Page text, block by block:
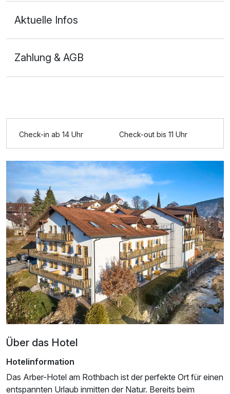
Für 4 Tage p.P. ab256,00 €
Doppelzimmer "kleiner Arber" mit Balkon oder
Terrasse
2 Erwachsene
Aktuelle Infos
Zahlung & AGB
Check-in ab 14 Uhr Check-out bis 11 Uhr
Über das Hotel
Hotelinformation
Das Arber-Hotel am Rothbach ist der perfekte Ort für einen
entspannten Urlaub inmitten der Natur. Bereits beim